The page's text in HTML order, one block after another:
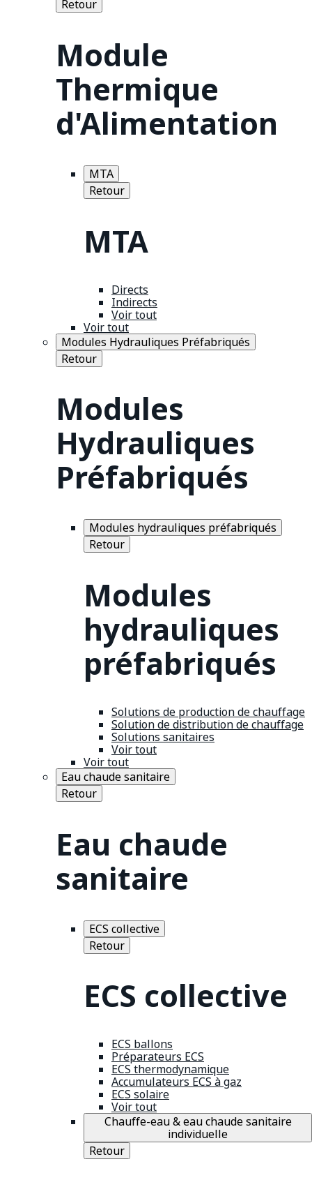
Retour
Module
Thermique
d'Alimentation
MTA
Retour
MTA
Directs
Indirects
Voir tout
Voir tout
Modules Hydrauliques Préfabriqués
Retour
Modules
Hydrauliques
Préfabriqués
Modules hydrauliques préfabriqués
Retour
Modules
hydrauliques
préfabriqués
Solutions de production de chauffage
Solution de distribution de chauffage
Solutions sanitaires
Voir tout
Voir tout
Eau chaude sanitaire
Retour
Eau chaude
sanitaire
ECS collective
Retour
ECS collective
ECS ballons
Préparateurs ECS
ECS thermodynamique
Accumulateurs ECS à gaz
ECS solaire
Voir tout
Chauffe-eau & eau chaude sanitaire
individuelle
Retour